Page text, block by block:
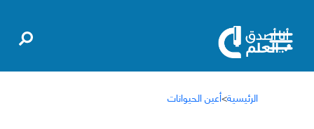
الرئيسية>أعين الحيوانات